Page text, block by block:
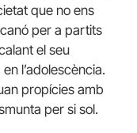
que no ens
per a partits
el seu
l’adolescència.
propícies amb
per si sol.